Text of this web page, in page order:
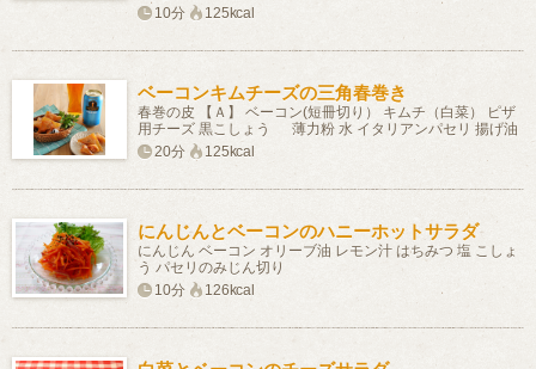
10分
125kcal
ベーコンキムチーズの三角春巻き
春巻の皮 【Ａ】 ベーコン(短冊切り） キムチ（白菜） ピザ
用チーズ 黒こしょう 薄力粉 水 イタリアンパセリ 揚げ油
20分
125kcal
にんじんとベーコンのハニーホットサラダ
にんじん ベーコン オリーブ油 レモン汁 はちみつ 塩 こしょ
う パセリのみじん切り
10分
126kcal